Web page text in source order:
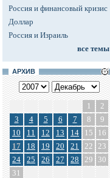
Россия и финансовый кризис
Доллар
Россия и Израиль
все темы
АРХИВ
1
2
3
4 5 6 7 8
9
10
11 12 13 14 15
16
17
18 19 20 21 22 23
24
25 26 27 28 29
30
31